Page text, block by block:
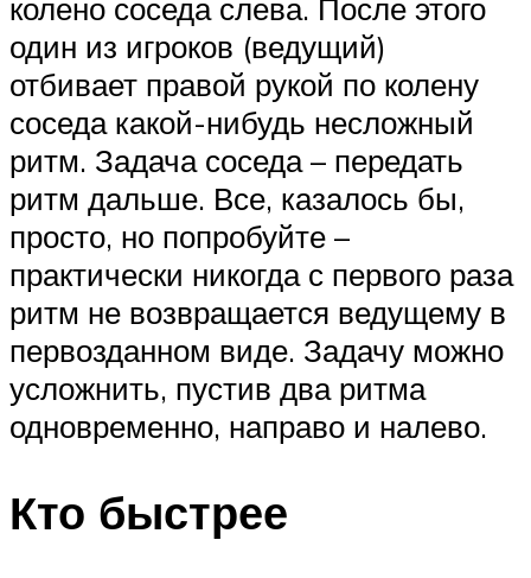
колено соседа слева. После этого
один из игроков (ведущий)
отбивает правой рукой по колену
соседа какой-нибудь несложный
ритм. Задача соседа – передать
ритм дальше. Все, казалось бы,
просто, но попробуйте –
практически никогда с первого раза
ритм не возвращается ведущему в
первозданном виде. Задачу можно
усложнить, пустив два ритма
одновременно, направо и налево.
Кто быстрее